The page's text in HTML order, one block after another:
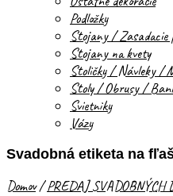
Podložky
Stojany / Zasadacie
Stojany na kvety
Stoličky / Návleky /
Stoly / Obrusy /
Svietniky
Vázy
Svadobná etiketa na
Domov/PREDAJ SVADOBNÝCH